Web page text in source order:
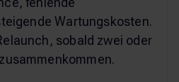
Wartungskosten.
sobald zwei oder